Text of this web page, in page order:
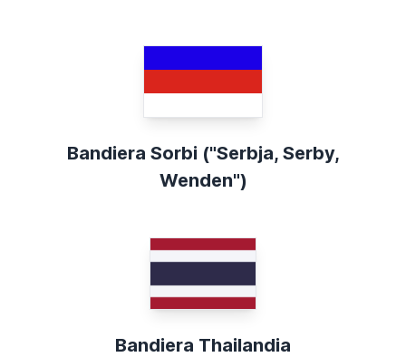
Bandiera Sorbi ("Serbja, Serby,
Wenden")
Bandiera Thailandia